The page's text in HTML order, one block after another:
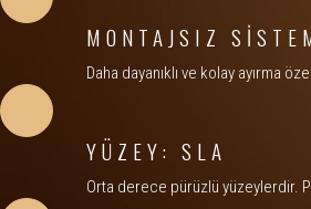
MONTAJSIZ
Daha dayanıklı ve kolay ayırma
YÜZEY: SLA
Orta derece pürüzlü yüzeylerdir.